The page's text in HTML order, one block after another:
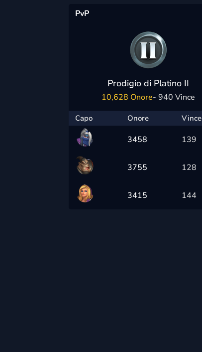
PvP
Prodigio di Platino II
10,628 Onore- 940 Vince
Capo Onore Vince
3458 139
3755 128
3415 144